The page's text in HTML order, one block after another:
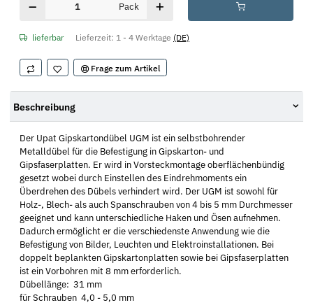
Pack
lieferbar Lieferzeit: 1 - 4 Werktage (DE)
Frage zum Artikel
Beschreibung
Der Upat Gipskartondübel UGM ist ein selbstbohrender
Metalldübel für die Befestigung in Gipskarton- und
Gipsfaserplatten. Er wird in Vorsteckmontage oberflächenbündig
gesetzt wobei durch Einstellen des Eindrehmoments ein
Überdrehen des Dübels verhindert wird. Der UGM ist sowohl für
Holz-, Blech- als auch Spanschrauben von 4 bis 5 mm Durchmesser
geeignet und kann unterschiedliche Haken und Ösen aufnehmen.
Dadurch ermöglicht er die verschiedenste Anwendung wie die
Befestigung von Bilder, Leuchten und Elektroinstallationen. Bei
doppelt beplankten Gipskartonplatten sowie bei Gipsfaserplatten
ist ein Vorbohren mit 8 mm erforderlich.
Dübellänge: 31 mm
für Schrauben 4,0 - 5,0 mm